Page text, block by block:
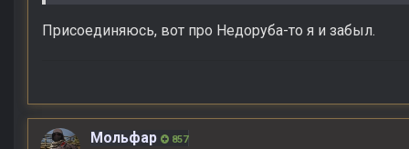
Присоединяюсь, вот про Недоруба-то я и забыл.
Мольфар 857